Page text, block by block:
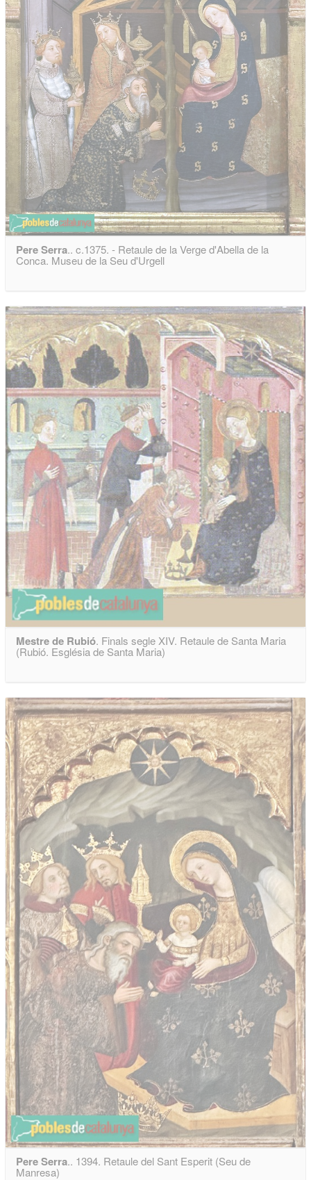
Pere Serra.. c.1375. - Retaule de la Verge d'Abella de la
Conca. Museu de la Seu d'Urgell
Mestre de Rubió. Finals segle XIV. Retaule de Santa Maria
(Rubió. Església de Santa Maria)
Pere Serra.. 1394. Retaule del Sant Esperit (Seu de
Manresa)